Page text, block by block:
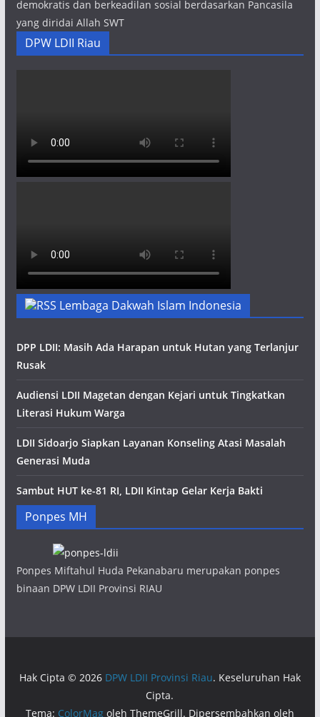
demokratis dan berkeadilan sosial berdasarkan Pancasila
yang diridai Allah SWT
DPW LDII Riau
Lembaga Dakwah Islam Indonesia
DPP LDII: Masih Ada Harapan untuk Hutan yang Terlanjur
Rusak
Audiensi LDII Magetan dengan Kejari untuk Tingkatkan
Literasi Hukum Warga
LDII Sidoarjo Siapkan Layanan Konseling Atasi Masalah
Generasi Muda
Sambut HUT ke-81 RI, LDII Kintap Gelar Kerja Bakti
Ponpes MH
Ponpes Miftahul Huda Pekanabaru merupakan ponpes
binaan DPW LDII Provinsi RIAU
Hak Cipta © 2026 DPW LDII Provinsi Riau. Keseluruhan Hak
Cipta.
Tema: ColorMagoleh ThemeGrill. Dipersembahkan oleh